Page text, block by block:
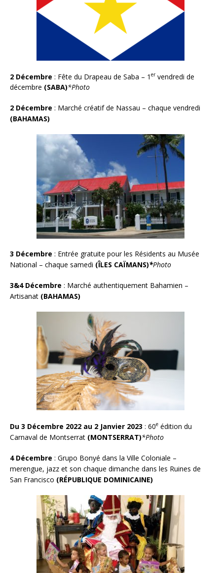
2 Décembre : Fête du Drapeau de Saba – 1 ervendredi de
décembre (SABA)*Photo
2 Décembre : Marché créatif de Nassau – chaque vendredi
(BAHAMAS)
3 Décembre : Entrée gratuite pour les Résidents au Musée
National – chaque samedi (ÎLES CAÏMANS)*Photo
3&4 Décembre : Marché authentiquement Bahamien –
Artisanat (BAHAMAS)
Du 3 Décembre 2022 au 2 Janvier 2023 : 60e édition du
Carnaval de Montserrat (MONTSERRAT)*Photo
4 Décembre : Grupo Bonyé dans la Ville Coloniale –
merengue, jazz et son chaque dimanche dans les Ruines de
San Francisco (RÉPUBLIQUE DOMINICAINE)